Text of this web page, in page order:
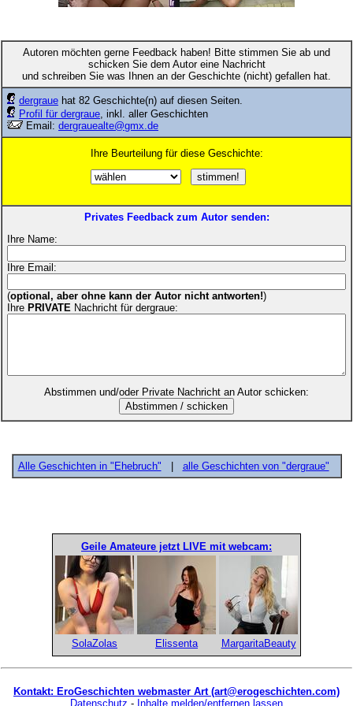
Autoren möchten gerne Feedback haben! Bitte stimmen Sie ab und
schicken Sie dem Autor eine Nachricht
und schreiben Sie was Ihnen an der Geschichte (nicht) gefallen hat.
dergraue hat 82 Geschichte(n) auf diesen Seiten.
Profil für dergraue , inkl. aller Geschichten
Email: dergrauealte@gmx.de
Ihre Beurteilung für diese Geschichte:
Privates Feedback zum Autor senden:
Ihre Name:
Ihre Email:
(optional, aber ohne kann der Autor nicht antworten!)
Ihre PRIVATE Nachricht für dergraue:
Abstimmen und/oder Private Nachricht an Autor schicken:
Alle Geschichten in "Ehebruch" alle Geschichten von "dergraue"
Geile Amateure jetzt LIVE mit webcam:
SolaZolas Elissenta MargaritaBeauty
Kontakt: EroGeschichten webmaster Art (art@erogeschichten.com)
Datenschutz - Inhalte melden/entfernen lassen